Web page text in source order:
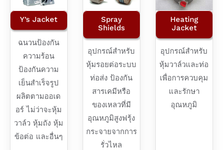
Y’s Jacket
ฉนวนป้องกัน
ความร้อน
ป้องกันความ
เย็นสำเร็จรูป
ผลิตตามออเด
อร์ ไม่ว่าจะหุ้ม
วาล์ว หุ้มถัง หุ้ม
ข้อต่อ และอื่นๆ
Spray
Shields
อุปกรณ์สำหรับ
หุ้มรอยต่อระบบ
ท่อส่ง ป้องกัน
สารเคมีหรือ
ของเหลวที่มี
อุณหภูมิสูงฟรุ้ง
กระจายจากการ
รั่วไหล
Heating
Jacket
อุปกรณ์สำหรับ
หุ้มวาล์วและท่อ
เพื่อการควบคุม
และรักษา
อุณหภูมิ